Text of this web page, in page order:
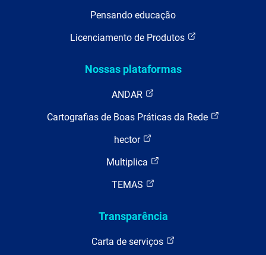
Pensando educação
Licenciamento de Produtos
Nossas plataformas
ANDAR
Cartografias de Boas Práticas da Rede
hector
Multiplica
TEMAS
Transparência
Carta de serviços